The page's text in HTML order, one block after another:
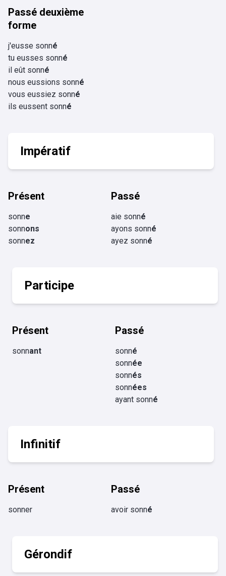
Passé deuxième
forme
j'eusse sonné
tu eusses sonné
il eût sonné
nous eussions sonné
vous eussiez sonné
ils eussent sonné
Impératif
Présent
sonne
sonnons
sonnez
Passé
aie sonné
ayons sonné
ayez sonné
Participe
Présent
sonnant
Passé
sonné
sonnée
sonnés
sonnées
ayant sonné
Infinitif
Présent
sonner
Passé
avoir sonné
Gérondif